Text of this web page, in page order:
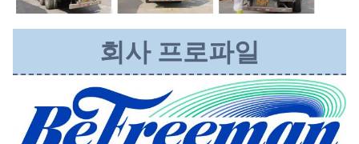
회사 프로파일